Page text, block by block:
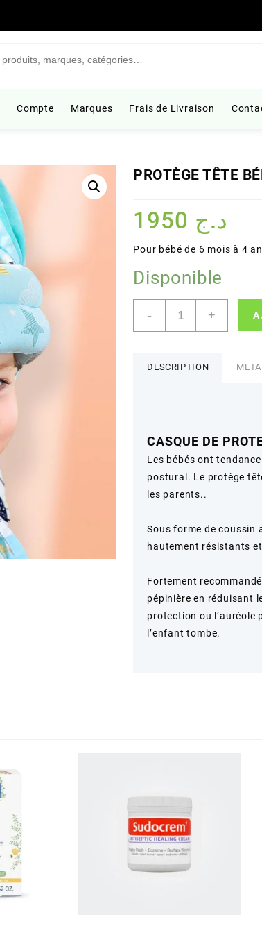
Compte Marques Frais de Livraison
PROTÈGE TÊTE
د.ج
Pour bébé de 6 mois à 4
Disponible
-
PROTÈGE
BÉBÉ
+
DESCRIPTION
CASQUE DE
Les bébés ont
postural. Le protège
les parents..
Sous forme de coussin
hautement résistants
Fortement
pépinière en réduisant
protection ou l’auréole
l’enfant tombe.